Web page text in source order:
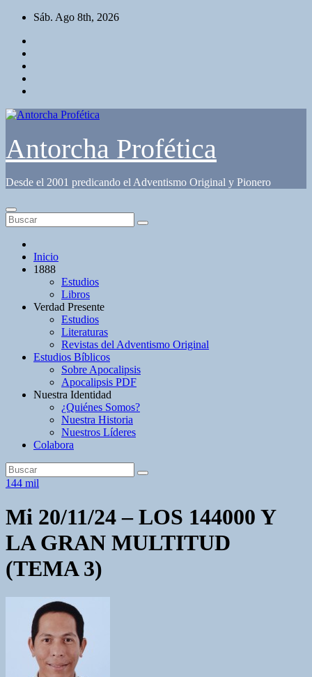
Saltar
contenido
Sáb. Ago 8th, 2026
Antorcha Profética
Desde el 2001 predicando el Adventismo Original y Pionero
Inicio
1888
Estudios
Libros
Verdad Presente
Estudios
Literaturas
Revistas del Adventismo Original
Estudios Bíblicos
Sobre Apocalipsis
Apocalipsis PDF
Nuestra Identidad
¿Quiénes Somos?
Nuestra Historia
Nuestros Líderes
Colabora
144 mil
Mi 20/11/24 – LOS 144000 Y
LA GRAN MULTITUD
(TEMA 3)